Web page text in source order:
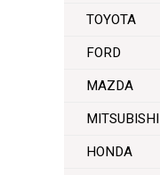
TOYOTA
FORD
MAZDA
MITSUBISHI
HONDA